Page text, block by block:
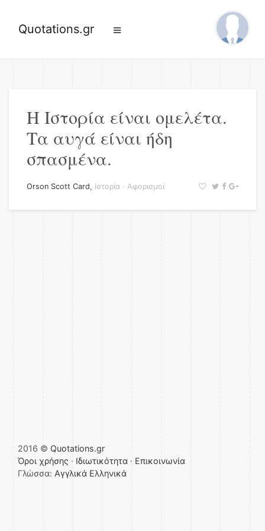
Quotations.gr
Η Ιστορία είναι ομελέτα.
Τα αυγά είναι ήδη
σπασμένα.
Orson Scott Card, Ιστορία · Αφορισμοί
2016 © Quotations.gr
Όροι χρήσης · Ιδιωτικότητα · Επικοινωνία
Γλώσσα: Αγγλικά Ελληνικά